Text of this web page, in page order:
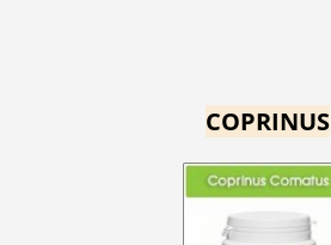
COPRINUS